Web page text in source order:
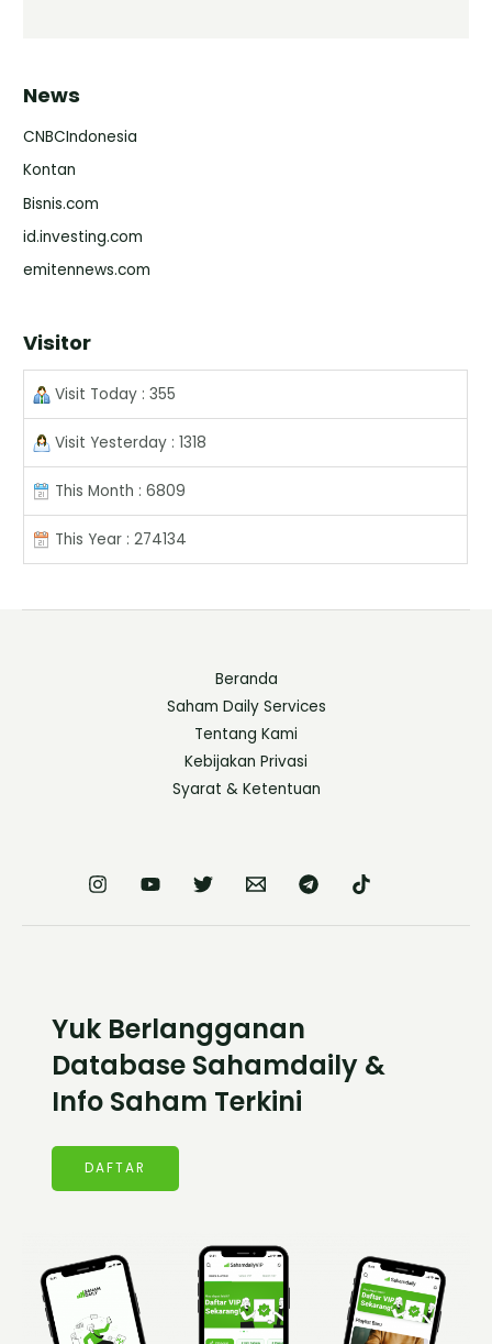
News
CNBCIndonesia
Kontan
Bisnis.com
id.investing.com
emitennews.com
Visitor
Visit Today : 355
Visit Yesterday : 1318
This Month : 6809
This Year : 274134
Beranda
Saham Daily Services
Tentang Kami
Kebijakan Privasi
Syarat & Ketentuan
Yuk Berlangganan
Database Sahamdaily &
Info Saham Terkini
DAFTAR